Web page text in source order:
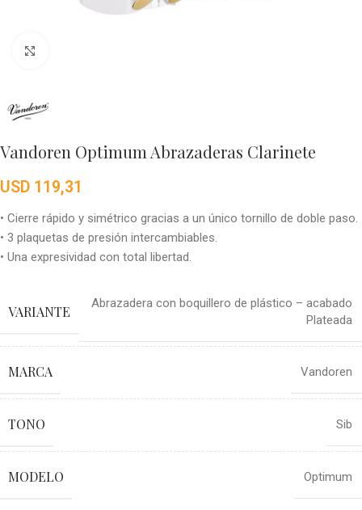
Vandoren Optimum Abrazaderas Clarinete
USD 119,31
• Cierre rápido y simétrico gracias a un único tornillo de doble paso.
• 3 plaquetas de presión intercambiables.
• Una expresividad con total libertad.
VARIANTE
Abrazadera con boquillero de plástico – acabado
Plateada
MARCA Vandoren
TONO Sib
MODELO Optimum